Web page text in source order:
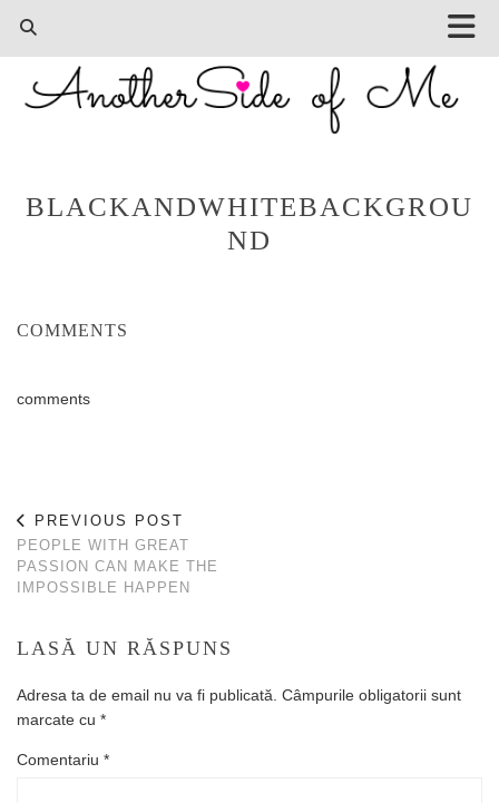
BLACKANDWHITEBACKGROU
ND
COMMENTS
comments
PREVIOUS POST
PEOPLE WITH GREAT
PASSION CAN MAKE THE
IMPOSSIBLE HAPPEN
LASĂ UN RĂSPUNS
Adresa ta de email nu va fi publicată. Câmpurile obligatorii sunt
marcate cu *
Comentariu *